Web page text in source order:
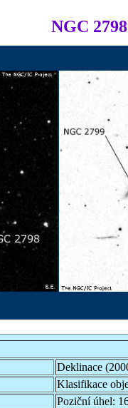
NGC 2798
Deklinace
Klasifikace
Poziční úhel: